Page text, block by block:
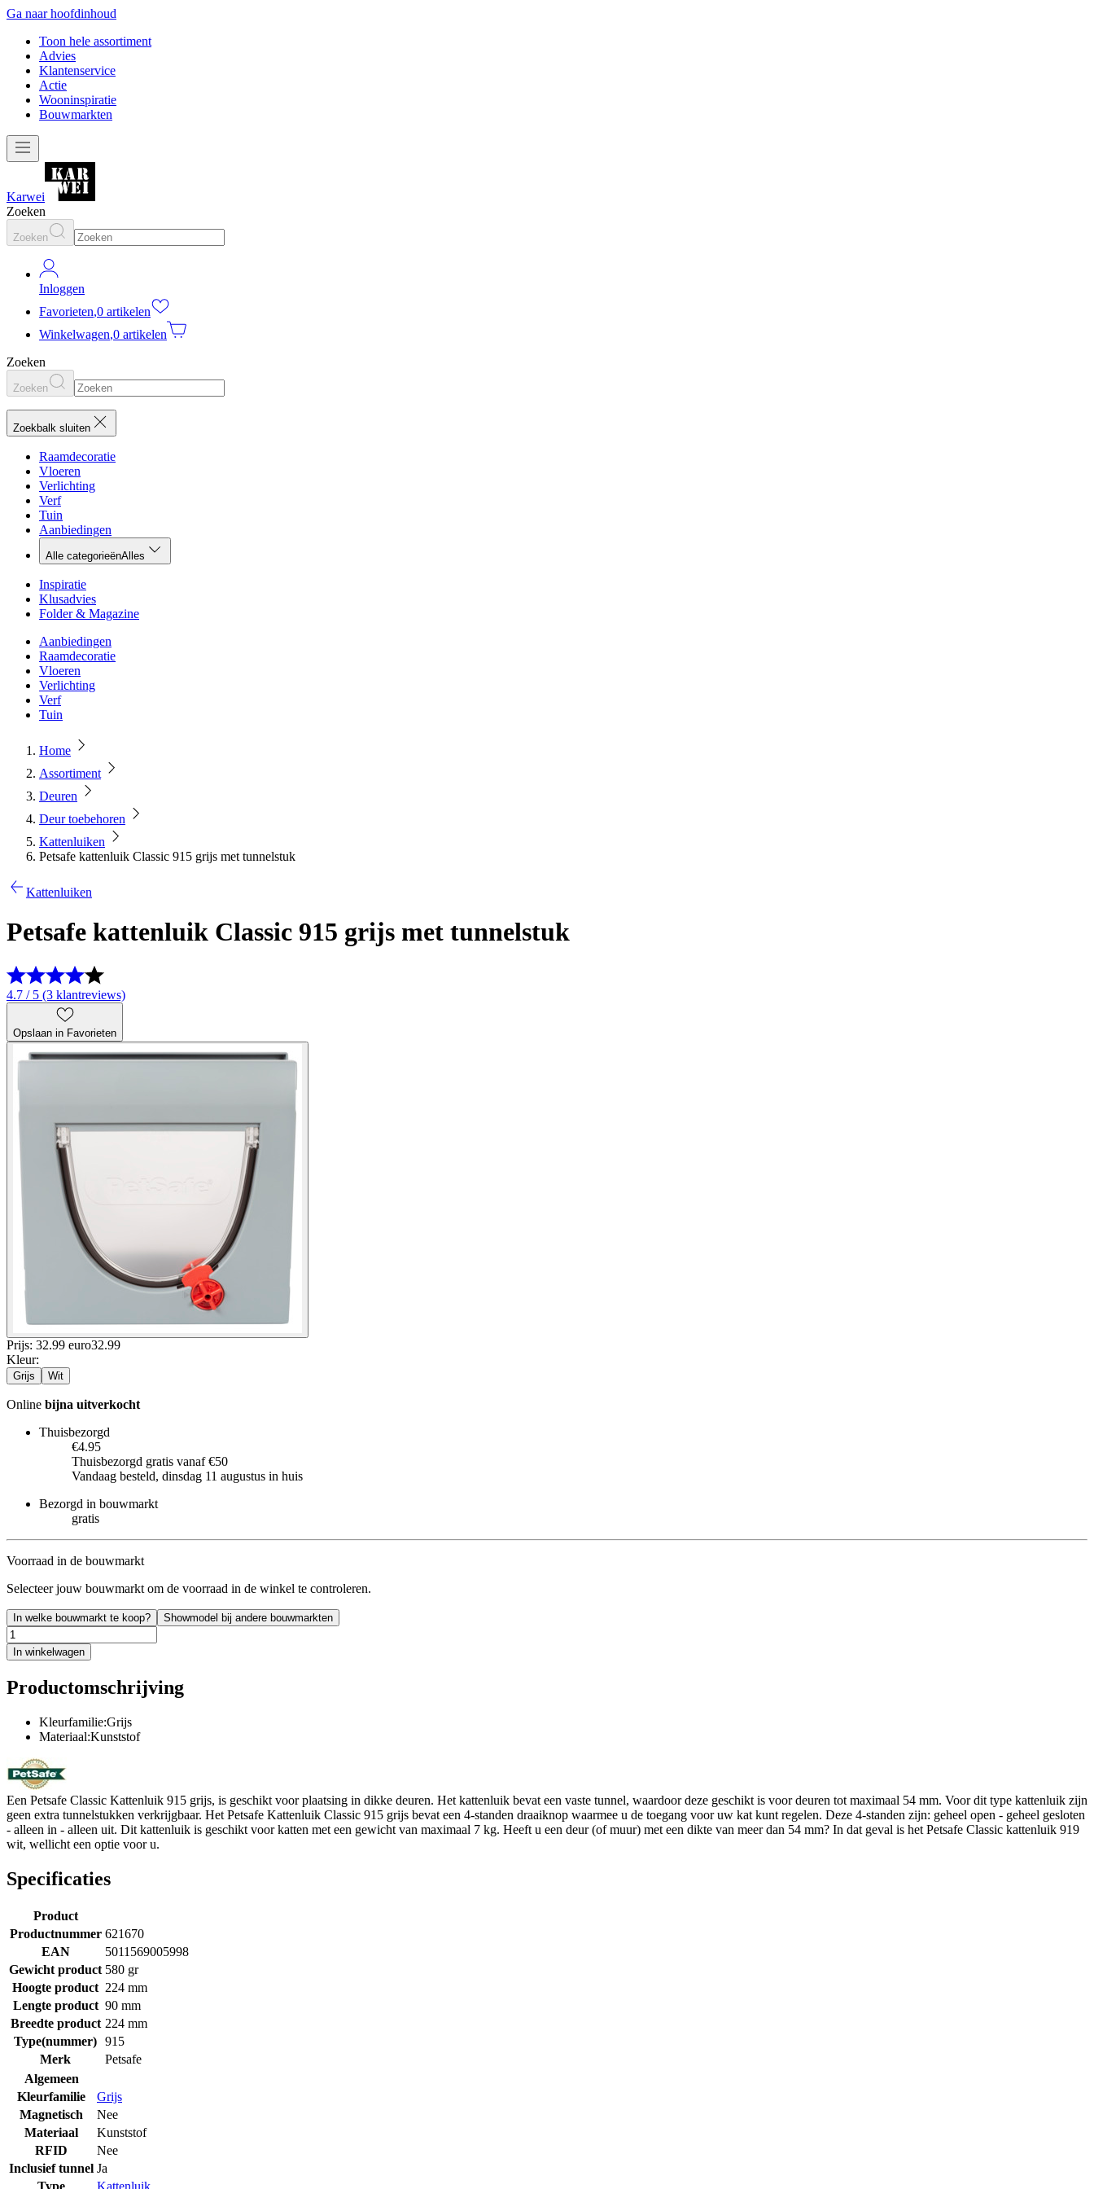
Ga naar hoofdinhoud
Toon hele assortiment
Advies
Klantenservice
Actie
Wooninspiratie
Bouwmarkten
Karwei
Zoeken
Zoeken
Inloggen
Favorieten,0 artikelen
Winkelwagen,0 artikelen
Zoeken
Zoeken
Zoekbalk sluiten
Raamdecoratie
Vloeren
Verlichting
Verf
Tuin
Aanbiedingen
Alle categorieënAlles
Inspiratie
Klusadvies
Folder & Magazine
Aanbiedingen
Raamdecoratie
Vloeren
Verlichting
Verf
Tuin
Home
Assortiment
Deuren
Deur toebehoren
Kattenluiken
Petsafe kattenluik Classic 915 grijs met tunnelstuk
Kattenluiken
Petsafe kattenluik Classic 915 grijs met tunnelstuk
4.7 / 5 (3 klantreviews)
Opslaan in Favorieten
Prijs: 32.99 euro32.99
Kleur:
Grijs Wit
Online bijna uitverkocht
Thuisbezorgd
€4.95
Thuisbezorgd gratis vanaf €50
Vandaag besteld, dinsdag 11 augustus in huis
Bezorgd in bouwmarkt
gratis
Voorraad in de bouwmarkt
Selecteer jouw bouwmarkt om de voorraad in de winkel te controleren.
In welke bouwmarkt te koop? Showmodel bij andere bouwmarkten
In winkelwagen
Productomschrijving
Kleurfamilie:Grijs
Materiaal:Kunststof
Een Petsafe Classic Kattenluik 915 grijs, is geschikt voor plaatsing in dikke deuren. Het kattenluik bevat een vaste tunnel, waardoor deze geschikt is voor deuren tot maximaal 54 mm. Voor dit type kattenluik zijn
geen extra tunnelstukken verkrijgbaar. Het Petsafe Kattenluik Classic 915 grijs bevat een 4-standen draaiknop waarmee u de toegang voor uw kat kunt regelen. Deze 4-standen zijn: geheel open - geheel gesloten
- alleen in - alleen uit. Dit kattenluik is geschikt voor katten met een gewicht van maximaal 7 kg. Heeft u een deur (of muur) met een dikte van meer dan 54 mm? In dat geval is het Petsafe Classic kattenluik 919
wit, wellicht een optie voor u.
Specificaties
Product
Productnummer 621670
EAN
5011569005998
Gewicht product 580 gr
Hoogte product 224 mm
Lengte product 90 mm
Breedte product 224 mm
Type(nummer) 915
Merk
Petsafe
Algemeen
Kleurfamilie
Grijs
Magnetisch
Nee
Materiaal
Kunststof
RFID
Nee
Inclusief tunnel Ja
Type
Kattenluik